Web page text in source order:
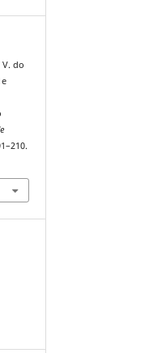
V. do